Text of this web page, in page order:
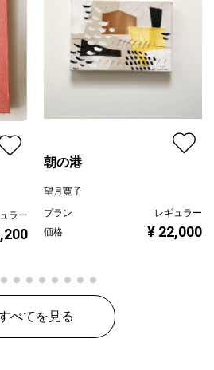
ラー
朝の港
望月寛子
プラン
レギュラー
価格
¥ 22,000
べてを見る